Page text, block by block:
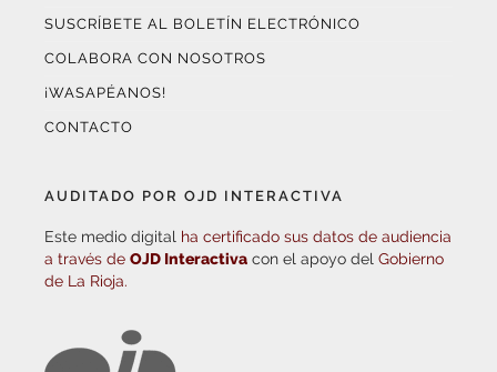
SUSCRÍBETE AL BOLETÍN ELECTRÓNICO
COLABORA CON NOSOTROS
¡WASAPÉANOS!
CONTACTO
AUDITADO POR OJD INTERACTIVA
Este medio digital ha certificado sus datos de audiencia
a través de OJD Interactiva con el apoyo del Gobierno
de La Rioja.